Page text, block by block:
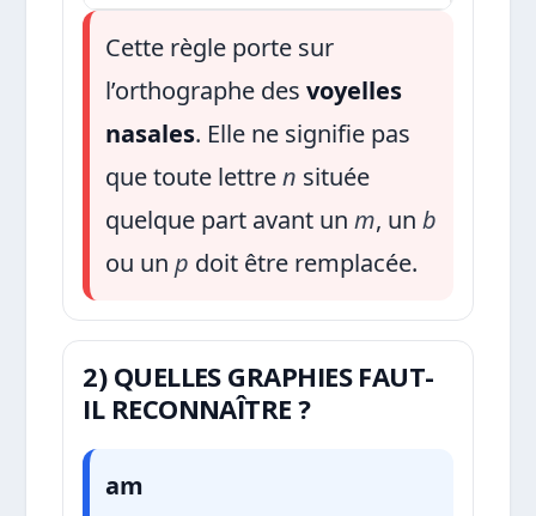
Cette règle porte sur
l’orthographe desvoyelles
nasales. Elle ne signifie pas
que toute lettren située
quelque part avant unm, unb
ou unp doit être remplacée.
2) QUELLES GRAPHIES FAUT-
IL RECONNAÎTRE ?
am